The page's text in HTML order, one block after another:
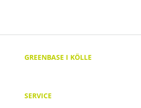
GREENBASE I KÖLLE
SERVICE